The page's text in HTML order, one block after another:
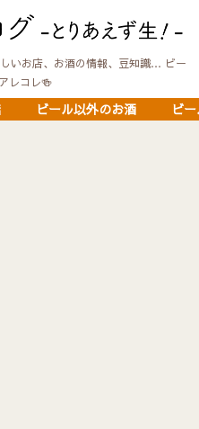
いお店、お酒の情報、豆知識… ビー
レコレ🍻
ビール以外のお酒 ビ